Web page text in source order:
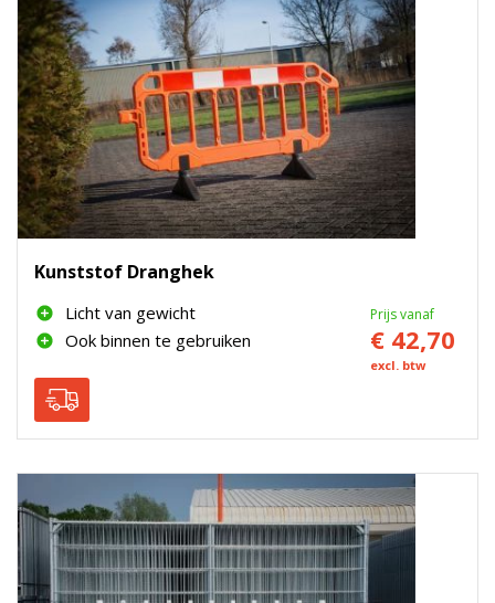
Kunststof Dranghek
Prijs vanaf
€ 42,70
excl. btw
Licht van gewicht
Ook binnen te gebruiken